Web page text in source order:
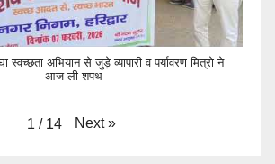
स्वच्छता अभियान से जुड़े व्यापारी व पर्यावरण मित्रो ने
आज ली शपथ
1 / 14 Next »